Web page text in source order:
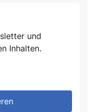
und
Inhalten.